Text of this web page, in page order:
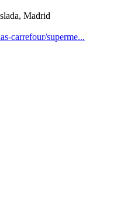
Madrid
carrefour/superme...